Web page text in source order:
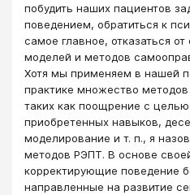
побудить наших пациентов
поведением, обратиться к
самое главное, отказаться
моделей и методов
Хотя мы применяем в нашей
практике множество
таких как поощрение с целью
приобретенных навыков,
моделирование и т. п., я
методов РЭПТ. В основе
корректирующие поведение
направленные на развитие